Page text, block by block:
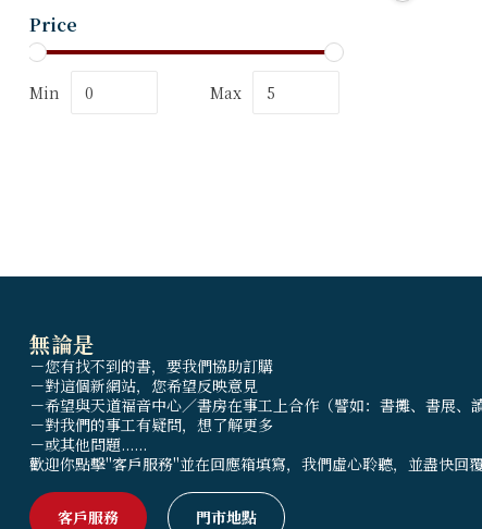
Price
Min Max
無論是
－您有找不到的書，要我們協助訂購
－對這個新網站，您希望反映意見
－希望與天道福音中心／書房在事工上合作（譬如：書攤、書展、
－對我們的事工有疑問，想了解更多
－或其他問題......
歡迎你點擊"客戶服務"並在回應箱填寫，我們虛心聆聽，並盡快回
客戶服務 門市地點